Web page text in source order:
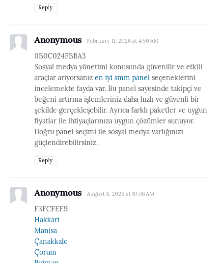
Reply
Anonymous February 11, 2026 at 4:50 AM
0B0C024FBBA3
Sosyal medya yönetimi konusunda güvenilir ve etkili
araçlar arıyorsanız en iyi smm panel seçeneklerini
incelemekte fayda var. Bu panel sayesinde takipçi ve
beğeni artırma işlemleriniz daha hızlı ve güvenli bir
şekilde gerçekleşebilir. Ayrıca farklı paketler ve uygun
fiyatlar ile ihtiyaçlarınıza uygun çözümler sunuyor.
Doğru panel seçimi ile sosyal medya varlığınızı
güçlendirebilirsiniz.
Reply
Anonymous August 8, 2026 at 10:36 AM
F3FCFEE9
Hakkari
Manisa
Çanakkale
Çorum